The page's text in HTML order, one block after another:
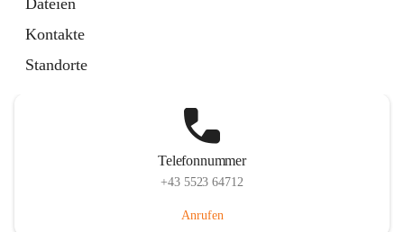
Dateien
Kontakte
Standorte
Telefonnummer
+43 5523 64712
Anrufen